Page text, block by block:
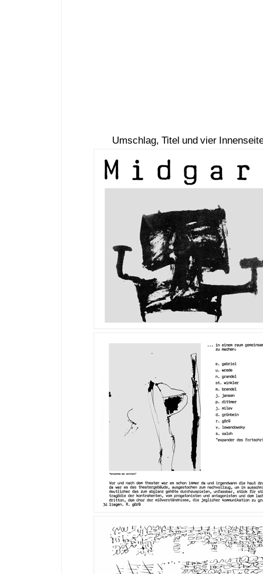
Umschlag, Titel und vier